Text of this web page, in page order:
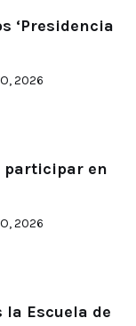
‘Presidencia
2026
participar en
2026
Escuela de